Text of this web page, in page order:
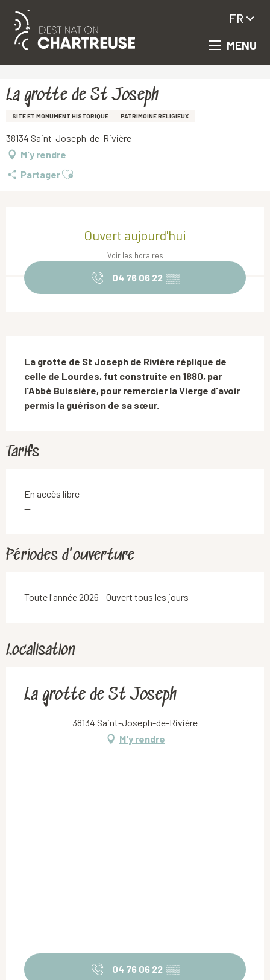
Aller
principal
MENU
FR
La grotte de St Joseph
SITE ET MONUMENT HISTORIQUE PATRIMOINE RELIGIEUX
38134 Saint-Joseph-de-Rivière
M'y rendre
PartagerAjouter aux favoris
Ouvert aujourd'hui
Voir les horaires
04 76 06 22 ▒▒
La grotte de St Joseph de Rivière réplique de
celle de Lourdes, fut construite en 1880, par
l'Abbé Buissière, pour remercier la Vierge d'avoir
permis la guérison de sa sœur.
Tarifs
En accès libre
—
Périodes d'ouverture
Toute l'année 2026 - Ouvert tous les jours
Localisation
La grotte de St Joseph
38134 Saint-Joseph-de-Rivière
M'y rendre
04 76 06 22 ▒▒